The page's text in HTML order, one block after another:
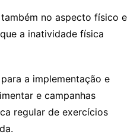
no aspecto físico e
a inatividade física
a implementação e
e campanhas
regular de exercícios